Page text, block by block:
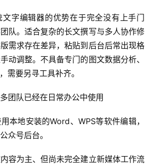
文字编辑器的优势在于完全没有上手门
队。适合复杂的长文撰写与多人协作修
需求存在差异，粘贴到后台后常出现格
动调整。不具备专门的图文数据分析、
需要另寻工具补齐。
团队已经在日常办公中使用
本地安装的Word、WPS等软件编辑，
众号后台。
容为主、但尚未完全建立新媒体工作流